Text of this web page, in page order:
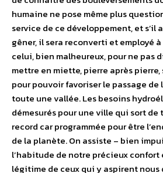
humaine ne pose même plus
service de ce développement, et s’il
gêner, il sera reconverti et employé à
celui, bien malheureux, pour ne pas
mettre en miette, pierre après pierre,
pour pouvoir favoriser le passage de
toute une vallée. Les besoins
démesurés pour une ville qui sort de
record car programmée pour être
de la planète. On assiste – bien
l’habitude de notre précieux confort
légitime de ceux qui y aspirent